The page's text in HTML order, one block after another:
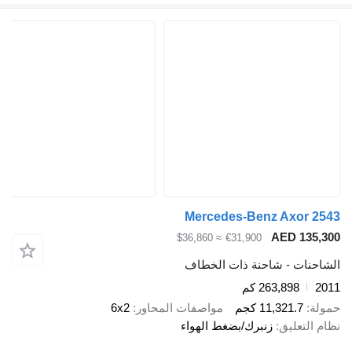
Mercedes-Benz Axor 2543
AED 135,300
€31,900
≈ $36,860
الشاحنات - شاحنة ذات الخطاف
2011
263,898 كم
حمولة 11,321.7 كجم مواصفات المحاور
6x2
نظام التعليق زنبرك/بضغط الهواء